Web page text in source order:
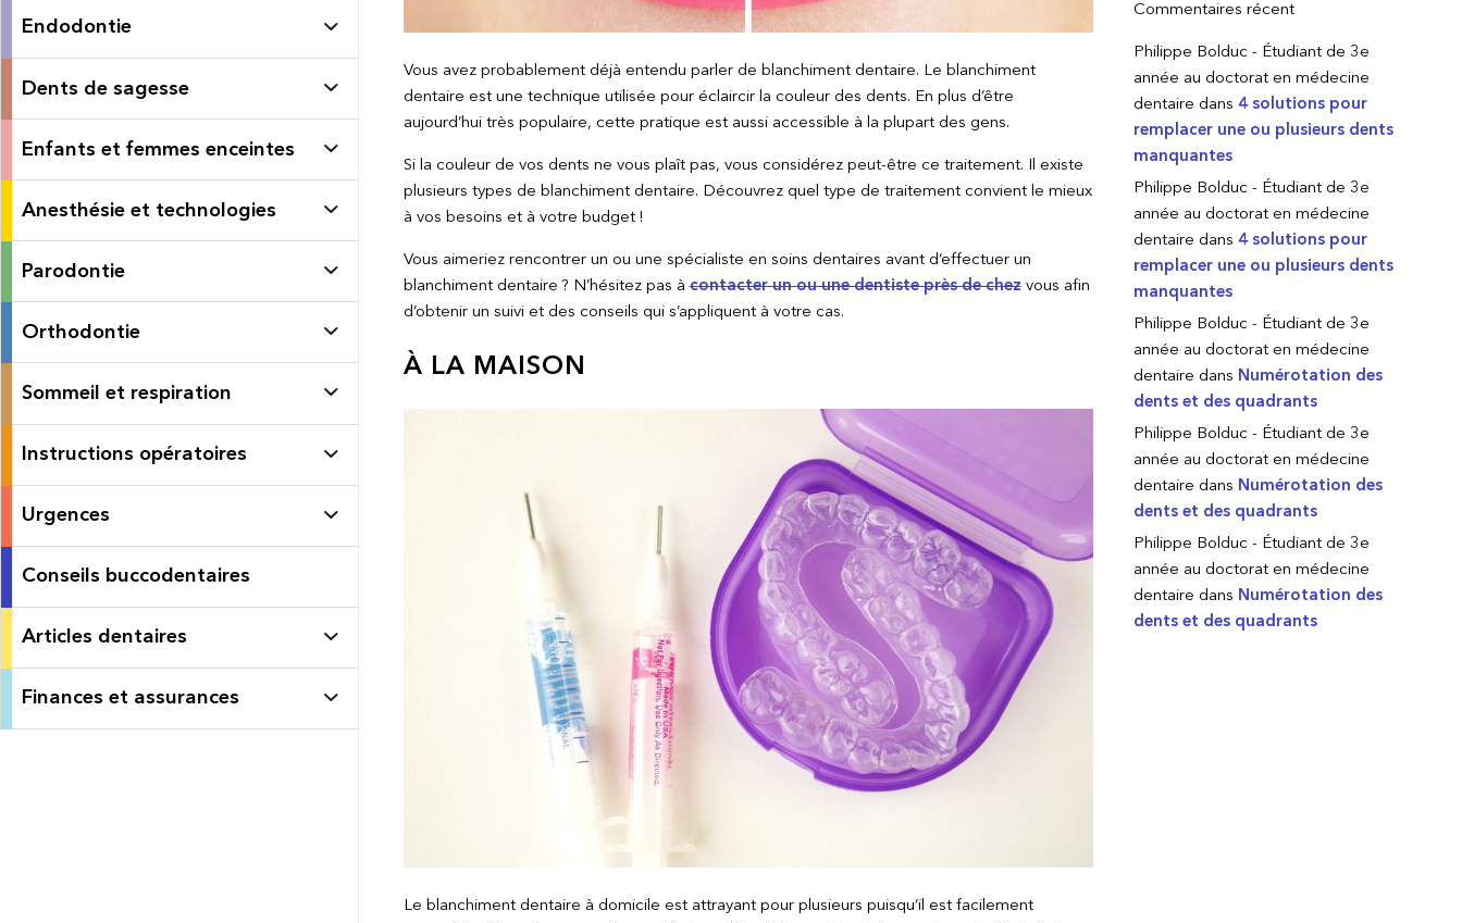
Endodontie
Dents de sagesse
Enfants et femmes enceintes
Anesthésie et technologies
Parodontie
Orthodontie
Sommeil et respiration
Instructions opératoires
Urgences
Conseils buccodentaires
Articles dentaires
Finances et assurances
Vous avez probablement déjà entendu parler de blanchiment dentaire. Le blanchiment
dentaire est une technique utilisée pour éclaircir la couleur des dents. En plus d’être
aujourd’hui très populaire, cette pratique est aussi accessible à la plupart des gens.
Si la couleur de vos dents ne vous plaît pas, vous considérez peut-être ce traitement. Il existe
plusieurs types de blanchiment dentaire. Découvrez quel type de traitement convient le mieux
à vos besoins et à votre budget !
Vous aimeriez rencontrer un ou une spécialiste en soins dentaires avant d’effectuer un
blanchiment dentaire ? N’hésitez pas àcontacter un ou une dentiste près de chezvous afin
d’obtenir un suivi et des conseils qui s’appliquent à votre cas.
À LA MAISON
Le blanchiment dentaire à domicile est attrayant pour plusieurs puisqu’il est facilement
Commentaires récent
Philippe Bolduc - Étudiant de 3e
année au doctorat en médecine
dentaire dans4 solutions pour
remplacer une ou plusieurs dents
manquantes
Philippe Bolduc - Étudiant de 3e
année au doctorat en médecine
dentaire dans4 solutions pour
remplacer une ou plusieurs dents
manquantes
Philippe Bolduc - Étudiant de 3e
année au doctorat en médecine
dentaire dans Numérotation des
dents et des quadrants
Philippe Bolduc - Étudiant de 3e
année au doctorat en médecine
dentaire dans Numérotation des
dents et des quadrants
Philippe Bolduc - Étudiant de 3e
année au doctorat en médecine
dentaire dans Numérotation des
dents et des quadrants